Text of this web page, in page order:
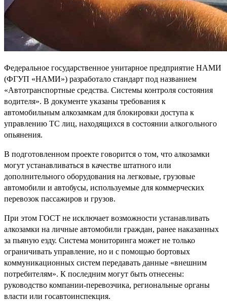
Федеральное государственное унитарное предприятие НАМИ
(ФГУП «НАМИ») разработало стандарт под названием
«Автотранспортные средства. Системы контроля состояния
водителя». В документе указаны требования к
автомобильным алкозамкам для блокировки доступа к
управлению ТС лиц, находящихся в состоянии алкогольного
опьянения.
В подготовленном проекте говорится о том, что алкозамки
могут устанавливаться в качестве штатного или
дополнительного оборудования на легковые, грузовые
автомобили и автобусы, используемые для коммерческих
перевозок пассажиров и грузов.
При этом ГОСТ не исключает возможности устанавливать
алкозамки на личные автомобили граждан, ранее наказанных
за пьяную езду. Система мониторинга может не только
ограничивать управление, но и с помощью бортовых
коммуникационных систем передавать данные «внешним
потребителям». К последним могут быть отнесены:
руководство компании-перевозчика, региональные органы
власти или госавтоинспекция.